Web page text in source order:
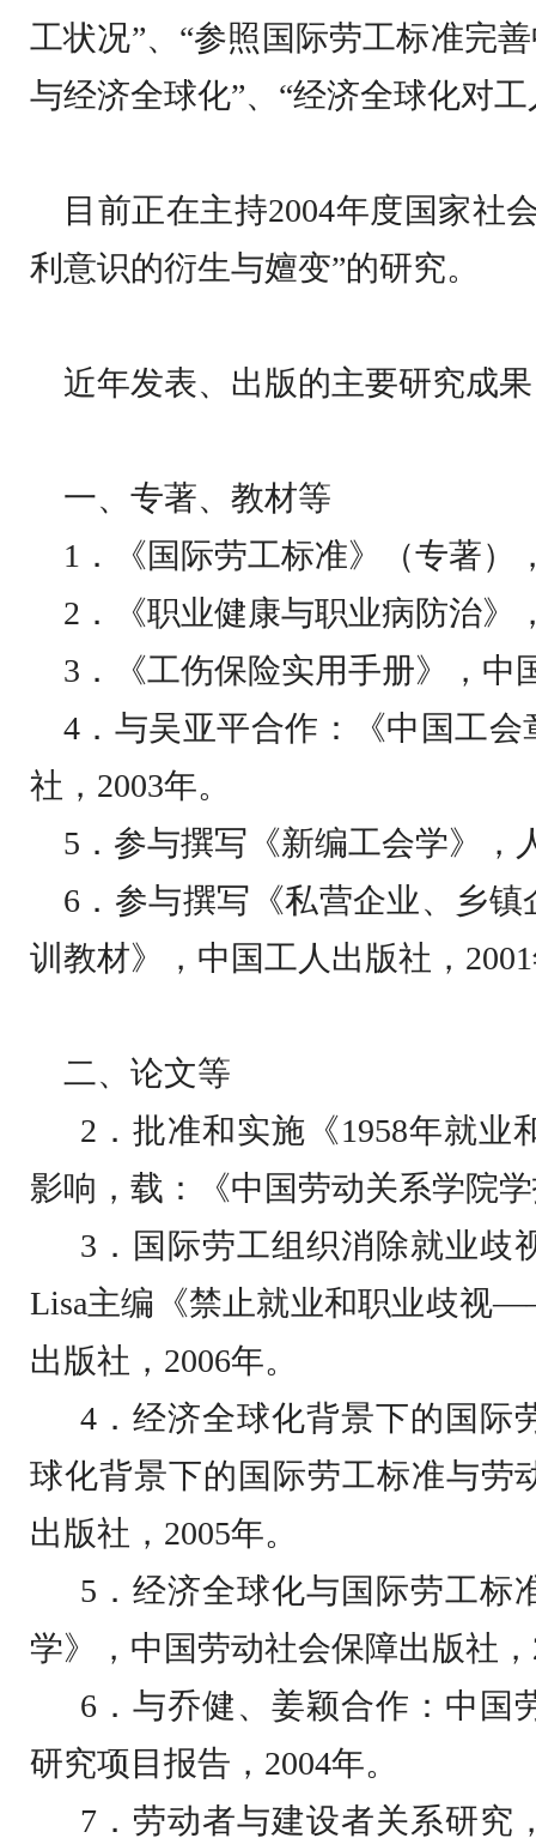
工状况”、“参照国际劳工标准完
与经济全球化”、“经济全球化对
目前正在主持2004年度国家社
利意识的衍生与嬗变”的研究。
近年发表、出版的主要研究成果
一、专著、教材等
1 ．《国际劳工标准》（专著）
2 ．《职业健康与职业病防治》
3 ．《工伤保险实用手册》，中
4 ．与吴亚平合作：《中国工
社， 2003年。
5 ．参与撰写《新编工会学》，
6 ．参与撰写《私营企业、乡
训教材》，中国工人出版社， 2001
二、论文等
2 ．批准和实施《1958年就业
影响，载：《中国劳动关系学院
3 ．国际劳工组织消除就业
Lisa主编《禁止就业和职业歧视
出版社， 2006年。
4 ．经济全球化背景下的国
球化背景下的国际劳工标准与劳
出版社， 2005年。
5 ．经济全球化与国际劳工
学》，中国劳动社会保障出版社，
6 ．与乔健、姜颖合作：中
研究项目报告， 2004年。
7 ．劳动者与建设者关系研